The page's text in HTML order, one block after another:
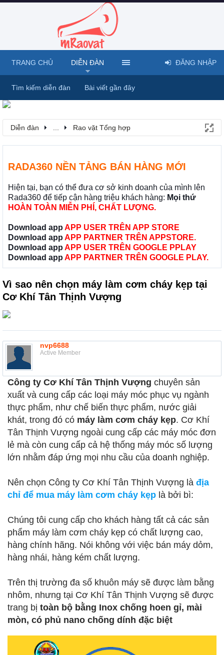
Diễn đàn Rao vặt Tổng hợp
RADA360 NỀN TẢNG BÁN HÀNG MỚI
Hiện tại, bạn có thể đưa cơ sở kinh doanh của mình lên
Rada360 để tiếp cận hàng triệu khách hàng: Mọi thứ
HOÀN TOÀN MIỄN PHÍ, CHẤT LƯỢNG.
Download app APP USER TRÊN APP STORE
Download app APP PARTNER TRÊN APPSTORE.
Download app APP USER TRÊN GOOGLE PPLAY
Download app APP PARTNER TRÊN GOOGLE PLAY.
Vì sao nên chọn máy làm cơm cháy kẹp tại
Cơ Khí Tân Thịnh Vượng
nvp6688
Active Member
Công ty Cơ Khí Tân Thịnh Vượng chuyên sản
xuất và cung cấp các loại máy móc phục vụ ngành
thực phẩm, như chế biến thực phẩm, nước giải
khát, trong đó có máy làm cơm cháy kẹp. Cơ Khí
Tân Thịnh Vượng ngoài cung cấp các máy móc đơn
lẻ mà còn cung cấp cả hệ thống máy móc số lượng
lớn nhằm đáp ứng mọi nhu cầu của doanh nghiệp.
Nên chọn Công ty Cơ Khí Tân Thịnh Vượng là địa
chỉ để mua máy làm cơm cháy kẹp là bởi bì:
Chúng tôi cung cấp cho khách hàng tất cả các sản
phẩm máy làm cơm cháy kẹp có chất lượng cao,
hàng chính hãng. Nói không với việc bán máy dỏm,
hàng nhái, hàng kém chất lượng.
Trên thị trường đa số khuôn máy sẽ được làm bằng
nhôm, nhưng tại Cơ Khí Tân Thịnh Vượng sẽ được
trang bị toàn bộ bằng Inox chống hoen gỉ, mài
mòn, có phủ nano chống dính đặc biệt
TRANG CHỦ DIỄN ĐÀN
Tìm kiếm diễn đàn Bài viết gần đây
ĐĂNG NHẬP